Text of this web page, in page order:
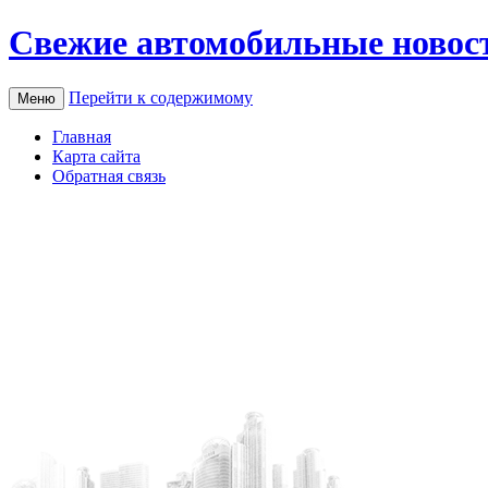
Свежие автомобильные
Меню Перейти к содержимому
Главная
Карта сайта
Обратная связь